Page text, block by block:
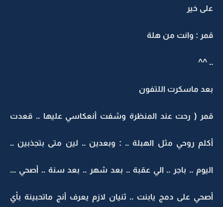
على خير
قمر : وانت من هلة
.. ^^
بعد ماسكرت اللتفون
قمر ( رحت عند المنظرة وشفت أنعكاسي عليها .. قعدت
أكلم روحي مثل الهبلة .. : وبعدين .. لين متى بتجذبين ..
اليوم .. باجر .. الي عقبة .. بعد شهر .. بعد سنة .. أصحي ...
أصحي على دمج يابنت .. ثنيان لازم يعرف أنج ماتحبينة بأي